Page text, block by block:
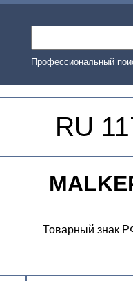
Профессиональный
RU
Товарный знак